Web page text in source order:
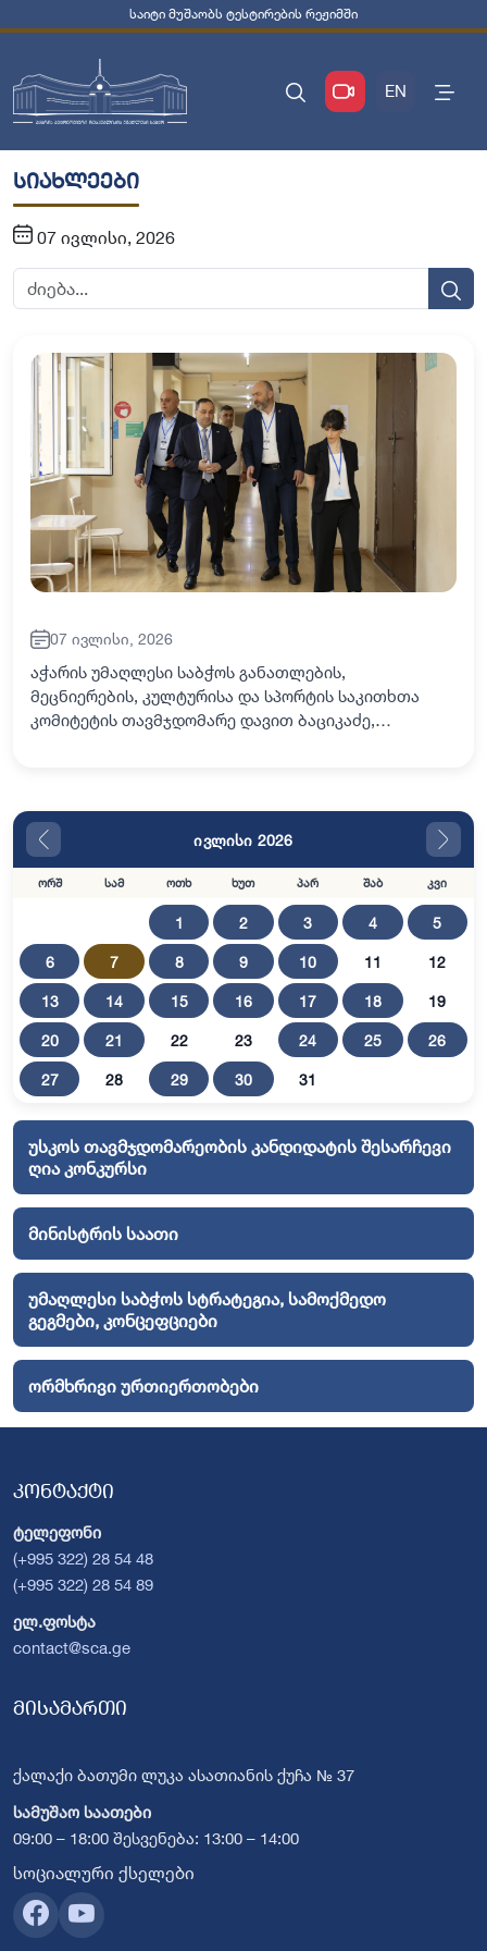
საიტი მუშაობს ტესტირების რეჟიმში
EN
სიახლეები
07 ივლისი, 2026
07 ივლისი, 2026
აჭარის უმაღლესი საბჭოს განათლების,
მეცნიერების, კულტურისა და სპორტის საკითხთა
კომიტეტის თავმჯდომარე დავით ბაციკაძე,
ივლისი 2026
ორშ სამ ოთხ ხუთ პარ შაბ კვი
1 2 3 4 5
6 7 8 9 10 11 12
13 14 15 16 17 18 19
20 21 22 23 24 25 26
27 28 29 30 31
უსკოს თავმჯდომარეობის კანდიდატის შესარჩევი
ღია კონკურსი
მინისტრის საათი
უმაღლესი საბჭოს სტრატეგია, სამოქმედო
გეგმები, კონცეფციები
ორმხრივი ურთიერთობები
კონტაქტი
ტელეფონი
(+995 322) 28 54 48
(+995 322) 28 54 89
ელ.ფოსტა
contact@sca.ge
მისამართი
ქალაქი ბათუმი ლუკა ასათიანის ქუჩა № 37
სამუშაო საათები
09:00 – 18:00 შესვენება: 13:00 – 14:00
სოციალური ქსელები